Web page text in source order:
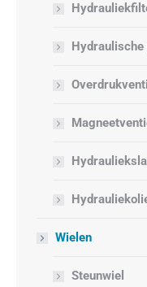
Hydraulische
Wielen
Steunwiel